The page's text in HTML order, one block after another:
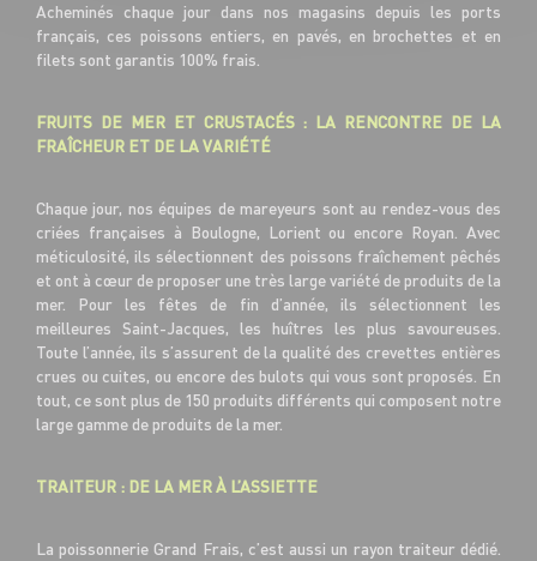
Acheminés chaque jour dans nos magasins depuis les ports
français, ces poissons entiers, en pavés, en brochettes et en
filets sont garantis 100% frais.
FRUITS DE MER ET CRUSTACÉS : LA RENCONTRE DE LA
FRAÎCHEUR ET DE LA VARIÉTÉ
Chaque jour, nos équipes de mareyeurs sont au rendez-vous des
criées françaises à Boulogne, Lorient ou encore Royan. Avec
méticulosité, ils sélectionnent des poissons fraîchement pêchés
et ont à cœur de proposer une très large variété de produits de la
mer. Pour les fêtes de fin d’année, ils sélectionnent les
meilleures Saint-Jacques, les huîtres les plus savoureuses.
Toute l’année, ils s’assurent de la qualité des crevettes entières
crues ou cuites, ou encore des bulots qui vous sont proposés. En
tout, ce sont plus de 150 produits différents qui composent notre
large gamme de produits de la mer.
TRAITEUR : DE LA MER À L’ASSIETTE
La poissonnerie Grand Frais, c’est aussi un rayon traiteur dédié.